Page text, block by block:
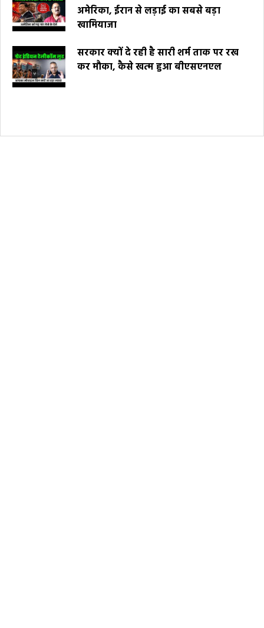
अमेरिका, ईरान से लड़ाई का सबसे बड़ा
खामियाजा
सरकार क्यों दे रही है सारी शर्म ताक पर रख
कर मौका, कैसे खत्म हुआ बीएसएनएल